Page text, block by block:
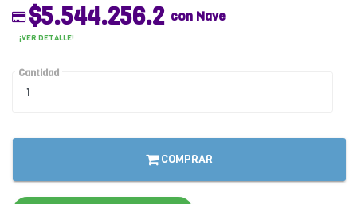
$5.544.256.2 con Nave
¡VER DETALLE!
Cantidad
COMPRAR